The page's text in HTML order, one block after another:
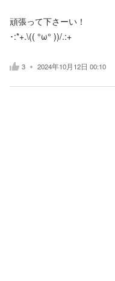
頑張って下さーい！
･:*+.\(( °ω° ))/.:+
3 2024年10月12日 00:10